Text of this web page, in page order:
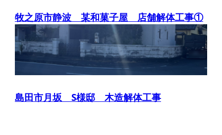
牧之原市静波 某和菓子屋 店舗解体工事①
島田市月坂 S様邸 木造解体工事